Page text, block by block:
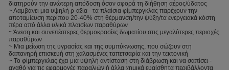
διατηρούν την ανώτερη απόδοση όσον αφορά τη διήθηση αέρος/ύδατος
~ Λαμβάνει μια υψηλή ρ-αξία - τα πλαίσια φίμπεργκλας παρέχουν την
αποταμίευση περίπου 20-40% στη θέρμανση/την ψύξη/τα ενεργειακά κόστη
πέρα από άλλα υλικά πλαισίων παραθύρων
~ Άνεση και συνεπέστερες θερμοκρασίες δωματίου στις μεγαλύτερες περιοχές
παραθύρων
~ Μια μείωση της υγρασίας και της συμπύκνωσης, που σώζουν στη
δαπανηρή επισκευή στη χαλασμένες ταπετσαρία και την τεκτονική
~ Το φίμπεργκλας έχει μια υψηλή αντίσταση στη διάβρωση και να σαπίσει -
αγαθό για τις εφαρμογές παραλιών ή άλλα χημικά ευαίσθητα περιβάλλοντα